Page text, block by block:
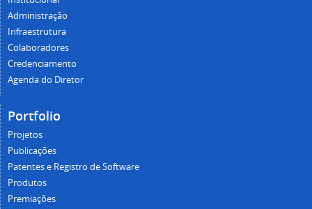
Administração
Infraestrutura
Colaboradores
Credenciamento
Agenda do Diretor
Portfolio
Projetos
Publicações
Patentes e Registro de Software
Produtos
Premiações